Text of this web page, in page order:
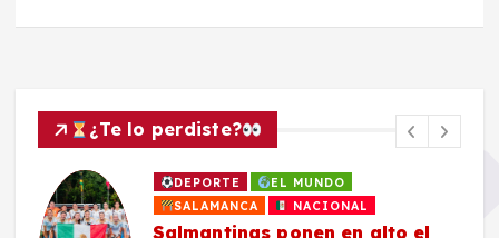
¿Te lo perdiste?
DEPORTE
EL MUNDO
SALAMANCA
NACIONAL
Salmantinas ponen en alto el